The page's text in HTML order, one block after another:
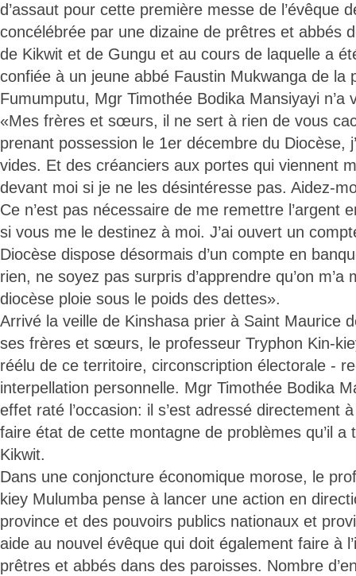
d’assaut pour cette première messe de l’évêque
concélébrée par une dizaine de prêtres et abbés
de Kikwit et de Gungu et au cours de laquelle a
confiée à un jeune abbé Faustin Mukwanga de la
Fumumputu, Mgr Timothée Bodika Mansiyayi n’a
«Mes frères et sœurs, il ne sert à rien de vous
prenant possession le 1er décembre du Diocèse,
vides. Et des créanciers aux portes qui viennent
devant moi si je ne les désintéresse pas. Aidez-
Ce n’est pas nécessaire de me remettre l’argent
si vous me le destinez à moi. J’ai ouvert un
Diocèse dispose désormais d’un compte en
rien, ne soyez pas surpris d’apprendre qu’on m’a
diocèse ploie sous le poids des dettes».
Arrivé la veille de Kinshasa prier à Saint Maurice
ses frères et sœurs, le professeur Tryphon Kin-
réélu de ce territoire, circonscription électorale -
interpellation personnelle. Mgr Timothée Bodika
effet raté l’occasion: il s’est adressé directement
faire état de cette montagne de problèmes qu’il a
Kikwit.
Dans une conjoncture économique morose, le
kiey Mulumba pense à lancer une action en
province et des pouvoirs publics nationaux et
aide au nouvel évêque qui doit également faire à
prêtres et abbés dans des paroisses. Nombre